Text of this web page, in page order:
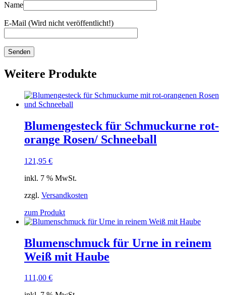
Name
E-Mail (Wird nicht veröffentlicht!)
Weitere Produkte
Blumengesteck für Schmuckurne rot-
orange Rosen/ Schneeball
121,95 €
inkl. 7 % MwSt.
zzgl. Versandkosten
zum Produkt
Blumenschmuck für Urne in reinem
Weiß mit Haube
111,00 €